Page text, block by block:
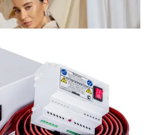
Без Ошибок